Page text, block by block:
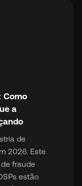
Como
a
de
2026. Este
fraude
estão